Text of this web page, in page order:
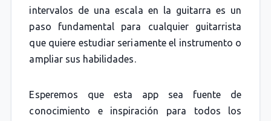
intervalos de una escala en la guitarra es un
paso fundamental para cualquier guitarrista
que quiere estudiar seriamente el instrumento o
ampliar sus habilidades.
Esperemos que esta app sea fuente de
conocimiento e inspiración para todos los